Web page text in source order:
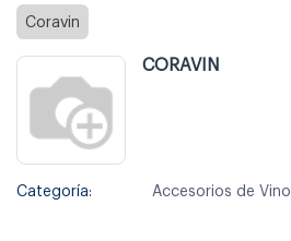
Coravin
CORAVIN
Categoría: Accesorios de Vino